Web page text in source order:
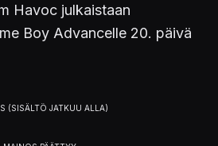
Havoc julkaistaan
Boy Advancelle 20. päivä